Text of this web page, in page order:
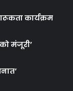
कार्यक्रम
मंजूरी’